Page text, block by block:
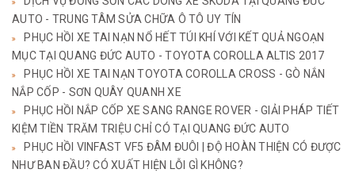
AUTO - TRUNG TÂM SỬA CHỮA Ô TÔ UY TÍN
PHỤC HỒI XE TAI NẠN NỔ HẾT TÚI KHÍ VỚI KẾT QUẢ NGOẠN
MỤC TẠI QUANG ĐỨC AUTO - TOYOTA COROLLA ALTIS 2017
PHỤC HỒI XE TAI NẠN TOYOTA COROLLA CROSS - GÒ NẮN
NẮP CỐP - SƠN QUÂY QUANH XE
PHỤC HỒI NẮP CỐP XE SANG RANGE ROVER - GIẢI PHÁP TIẾT
KIỆM TIỀN TRĂM TRIỆU CHỈ CÓ TẠI QUANG ĐỨC AUTO
PHỤC HỒI VINFAST VF5 ĐÂM ĐUÔI | ĐỘ HOÀN THIỆN CÓ ĐƯỢC
NHƯ BAN ĐẦU? CÓ XUẤT HIỆN LỖI GÌ KHÔNG?